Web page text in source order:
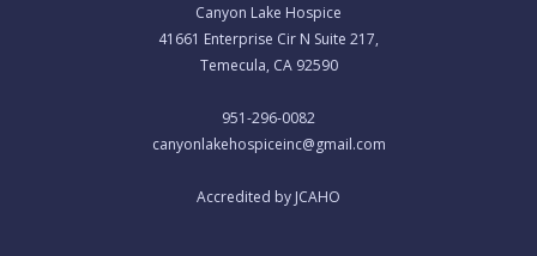
Canyon Lake Hospice
41661 Enterprise Cir N Suite 217,
Temecula, CA 92590
951-296-0082
canyonlakehospiceinc@gmail.com
Accredited by JCAHO